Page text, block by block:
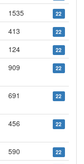
1535 22
413 22
124 22
909 22
691 22
456 22
590 22